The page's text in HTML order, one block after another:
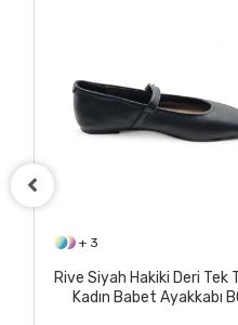
+ 3
Rive Siyah Hakiki Deri Tek
Kadın Babet Ayakkabı